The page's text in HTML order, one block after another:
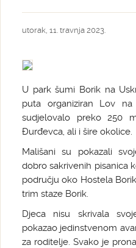
utorak, 11. travnja 2023.
U park šumi Borik na
puta organiziran Lov
sudjelovalo preko 250
Đurđevca, ali i šire okolice.
Mališani su pokazali
dobro sakrivenih pisanica
području oko Hostela
trim staze Borik.
Djeca nisu skrivala
pokazao jedinstvenom
za roditelje. Svako je